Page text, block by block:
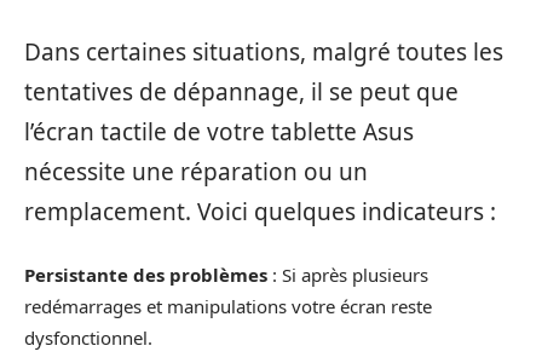
Dans certaines situations, malgré toutes les
tentatives de dépannage, il se peut que
l’écran tactile de votre tablette Asus
nécessite une réparation ou un
remplacement. Voici quelques indicateurs :
Persistante des problèmes : Si après plusieurs
redémarrages et manipulations votre écran reste
dysfonctionnel.